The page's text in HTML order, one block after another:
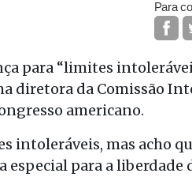
Para
para “limites
diretora da Comissão
americano.
intoleráveis, mas acho
para a liberdade